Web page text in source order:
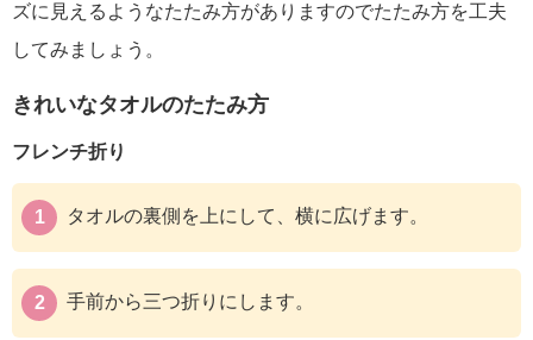
ズに見えるようなたたみ方がありますのでたたみ方を工夫
してみましょう。
きれいなタオルのたたみ方
フレンチ折り
タオルの裏側を上にして、横に広げます。
手前から三つ折りにします。